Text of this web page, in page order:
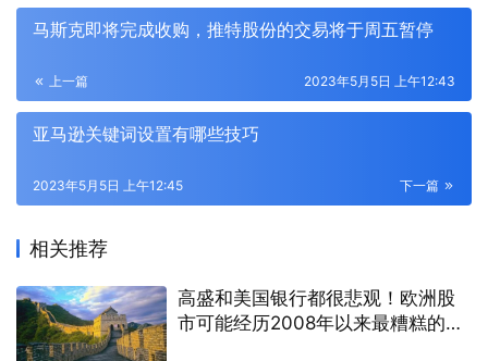
马斯克即将完成收购，推特股份的交易将于周五暂停
上一篇 2023年5月5日 上午12:43
亚马逊关键词设置有哪些技巧
下一篇
2023年5月5日 上午12:45
相关推荐
高盛和美国银行都很悲观！欧洲股
市可能经历2008年以来最糟糕的一